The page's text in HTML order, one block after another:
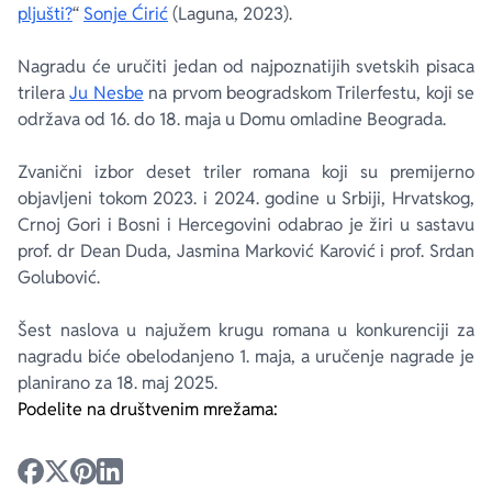
pljušti?“ Sonje Ćirić(Laguna, 2023).
Nagradu će uručiti jedan od najpoznatijih svetskih pisaca
trileraJu Nesbe na prvom beogradskom Trilerfestu, koji se
održava od 16. do 18. maja u Domu omladine Beograda.
Zvanični izbor deset triler romana koji su premijerno
objavljeni tokom 2023. i 2024. godine u Srbiji, Hrvatskog,
Crnoj Gori i Bosni i Hercegovini odabrao je žiri u sastavu
prof. dr Dean Duda, Jasmina Marković Karović i prof. Srdan
Golubović.
Šest naslova u najužem krugu romana u konkurenciji za
nagradu biće obelodanjeno 1. maja, a uručenje nagrade je
planirano za 18. maj 2025.
Podelite na društvenim mrežama: